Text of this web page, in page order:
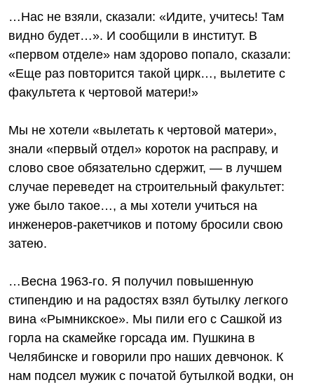
…Нас не взяли, сказали: «Идите, учитесь! Там
видно будет…». И сообщили в институт. В
«первом отделе» нам здорово попало, сказали:
«Еще раз повторится такой цирк…, вылетите с
факультета к чертовой матери!»
Мы не хотели «вылетать к чертовой матери»,
знали «первый отдел» короток на расправу, и
слово свое обязательно сдержит, — в лучшем
случае переведет на строительный факультет:
уже было такое…, а мы хотели учиться на
инженеров-ракетчиков и потому бросили свою
затею.
…Весна 1963‑го. Я получил повышенную
стипендию и на радостях взял бутылку легкого
вина «Рымникское». Мы пили его с Сашкой из
горла на скамейке горсада им. Пушкина в
Челябинске и говорили про наших девчонок. К
нам подсел мужик с початой бутылкой водки, он